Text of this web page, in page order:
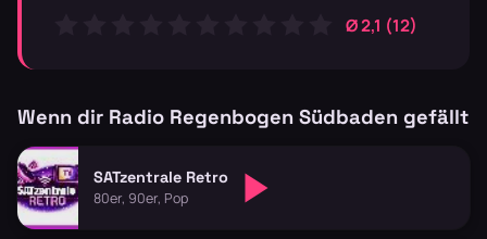
Ø 2,1 (12)
Wenn dir Radio Regenbogen Südbaden gefällt
SATzentrale Retro
80er, 90er, Pop